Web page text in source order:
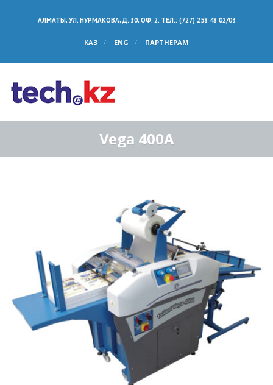
АЛМАТЫ, УЛ. НУРМАКОВА, Д. 30, ОФ. 2. ТЕЛ.: (727) 258 48 02/03
КАЗ ENG ПАРТНЕРАМ
Vega 400A